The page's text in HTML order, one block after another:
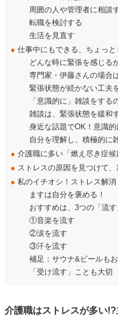
周囲の人や管理者に相談
転職を検討する
生活を見直す
● 仕事中にもできる、ちょっ
どんな時に緊張を感じる
専門家・伊藤さんの場合
緊張状態が続かない工夫
「意識的に」雑談をする
雑談は、緊張状態を緩和
身近な話題でOK！意識的
自分を理解し、積極的に
● 介護職に多い「燃え尽き症候
● ストレスの原因を見つけて
● 私のイチオシ！ストレス解消
ますは自分を褒める！
おすすめは、3つの「流す
①音楽を流す
②涙を流す
③汗を流す
補足：サウナ&ビールも
「受け流す」ことも大切
介護職はストレスが多い